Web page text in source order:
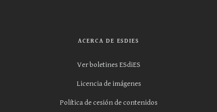
ACERCA DE ESDIES
Ver boletines ESdiES
Licencia de imágenes
Política de cesión de contenidos